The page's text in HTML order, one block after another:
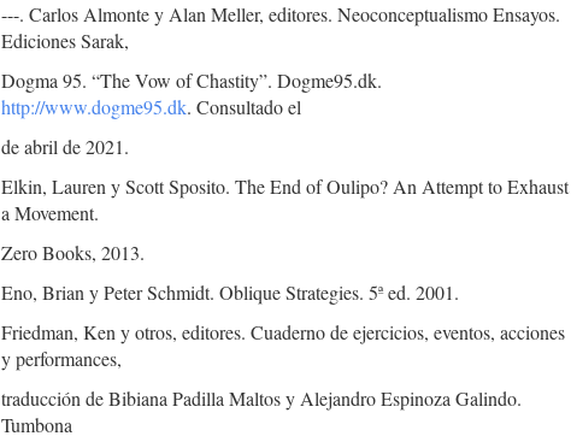
---. Carlos Almonte y Alan Meller, editores. Neoconceptualismo Ensayos.
Ediciones Sarak,
Dogma 95. “The Vow of Chastity”. Dogme95.dk.
http://www.dogme95.dk. Consultado el
de abril de 2021.
Elkin, Lauren y Scott Sposito. The End of Oulipo? An Attempt to Exhaust
a Movement.
Zero Books, 2013.
Eno, Brian y Peter Schmidt. Oblique Strategies. 5ª ed. 2001.
Friedman, Ken y otros, editores. Cuaderno de ejercicios, eventos, acciones
y performances,
traducción de Bibiana Padilla Maltos y Alejandro Espinoza Galindo.
Tumbona